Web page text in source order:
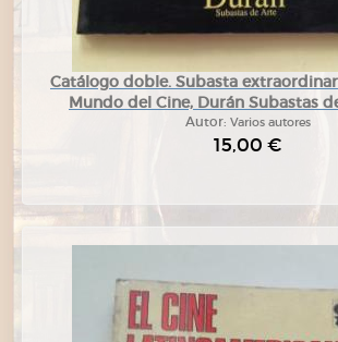
Catálogo doble. Subasta
Mundo del Cine, Durán Subastas
Autor: Varios autores
15,00 €